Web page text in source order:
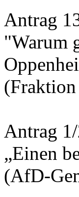
Antrag
"Warum
Antrag
„Einen
(AfD-